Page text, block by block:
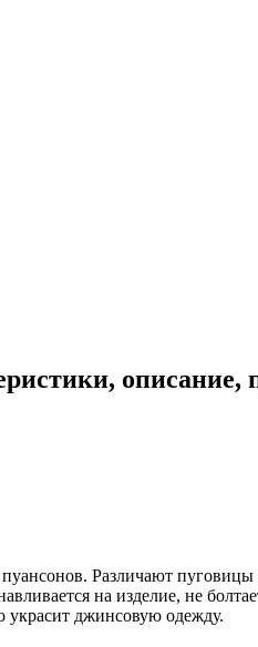
описание,
Различают
на изделие, не
украсит джинсовую одежду.